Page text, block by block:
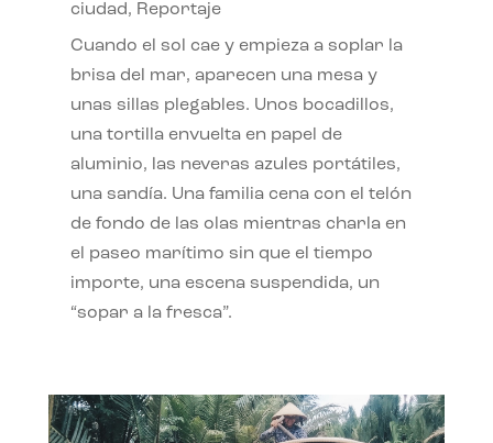
ciudad, Reportaje
Cuando el sol cae y empieza a soplar la
brisa del mar, aparecen una mesa y
unas sillas plegables. Unos bocadillos,
una tortilla envuelta en papel de
aluminio, las neveras azules portátiles,
una sandía. Una familia cena con el telón
de fondo de las olas mientras charla en
el paseo marítimo sin que el tiempo
importe, una escena suspendida, un
“sopar a la fresca”.